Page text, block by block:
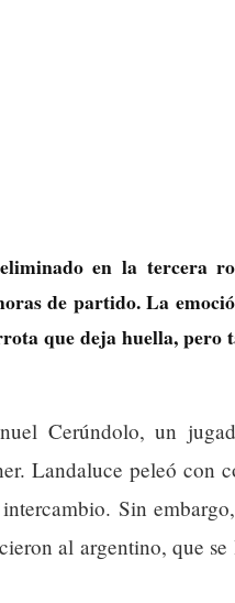
en la tercera
de partido. La
que deja huella, pero
Cerúndolo, un
Landaluce peleó con
Sin
al argentino, que